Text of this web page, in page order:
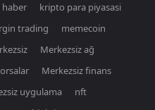
kripto para piyasasi
trading
memecoin
Merkezsiz ağ
Merkezsiz finans
uygulama
nft